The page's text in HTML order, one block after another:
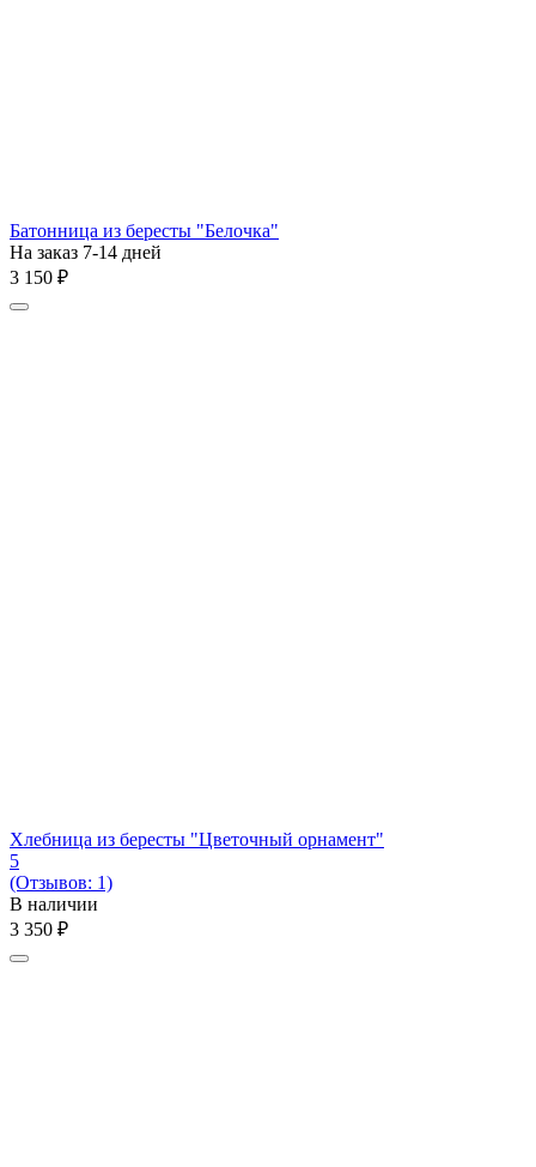
Батонница из бересты "Белочка"
На заказ 7-14 дней
3 150 ₽
Хлебница из бересты "Цветочный орнамент"
5
(Отзывов: 1)
В наличии
3 350 ₽